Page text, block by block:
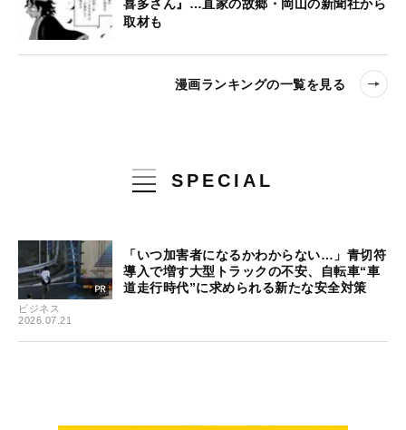
喜多さん』…直家の故郷・岡山の新聞社から
取材も
漫画ランキングの一覧を見る
SPECIAL
ビジネス
2026.07.21
「いつ加害者になるかわからない…」青切符
導入で増す大型トラックの不安、自転車“車
道走行時代”に求められる新たな安全対策